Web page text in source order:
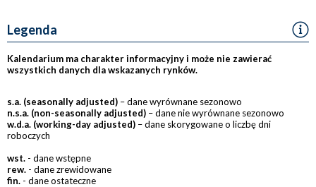
Legenda
Kalendarium ma charakter informacyjny i może nie zawierać
wszystkich danych dla wskazanych rynków.
s.a. (seasonally adjusted) – dane wyrównane sezonowo
n.s.a. (non-seasonally adjusted) – dane nie wyrównane sezonowo
w.d.a. (working-day adjusted) – dane skorygowane o liczbę dni
roboczych
wst. - dane wstępne
rew. - dane zrewidowane
fin. - dane ostateczne